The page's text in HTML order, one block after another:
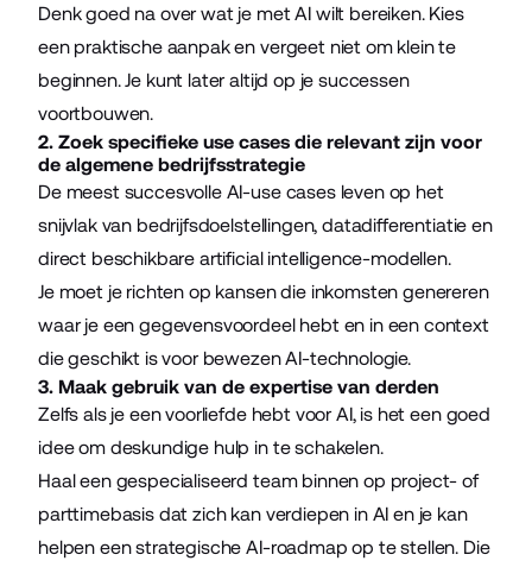
Denk goed na over wat je met AI wilt bereiken. Kies
een praktische aanpak en vergeet niet om klein te
beginnen. Je kunt later altijd op je successen
voortbouwen.
2. Zoek specifieke use cases die relevant zijn voor
de algemene bedrijfsstrategie
De meest succesvolle AI-use cases leven op het
snijvlak van bedrijfsdoelstellingen, datadifferentiatie en
direct beschikbare artificial intelligence-modellen.
Je moet je richten op kansen die inkomsten genereren
waar je een gegevensvoordeel hebt en in een context
die geschikt is voor bewezen AI-technologie.
3. Maak gebruik van de expertise van derden
Zelfs als je een voorliefde hebt voor AI, is het een goed
idee om deskundige hulp in te schakelen.
Haal een gespecialiseerd team binnen op project- of
parttimebasis dat zich kan verdiepen in AI en je kan
helpen een strategische AI-roadmap op te stellen. Die